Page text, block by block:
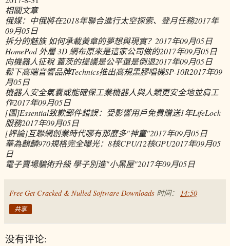
相關文章
俄媒：中俄將在2018年聯合進行太空探索、登月任務2017年
09月05日
拆分的魅族 如何承載黃章的夢想與現實？ 2017年09月05日
HomePod 外層 3D 網布原來是這家公司做的2017年09月05日
向機器人征稅 蓋茨的提議是公平還是倒退2017年09月05日
鬆下高端音響品牌Technics推出高規黑膠唱機SP-10R2017年09
月05日
機器人安全氣囊或能確保工業機器人與人類更安全地並肩工
作2017年09月05日
[圖]Essential致歉郵件錯誤：受影響用戶免費贈送1年LifeLock
服務2017年09月05日
[評論]互聯網創業時代哪有那麼多"神童"2017年09月05日
華為麒麟970規格完全曝光：8核CPU/12核GPU2017年09月05
日
電子賣場騙術升級 學子別進"小黑屋"2017年09月05日
Free Get Cracked & Nulled Software Downloads 时间： 14:50
共享
没有评论: